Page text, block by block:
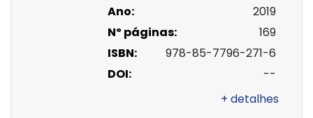
Ano:
2019
Nº páginas:
169
ISBN:
978-85-7796-271-6
DOI:
--
+ detalhes